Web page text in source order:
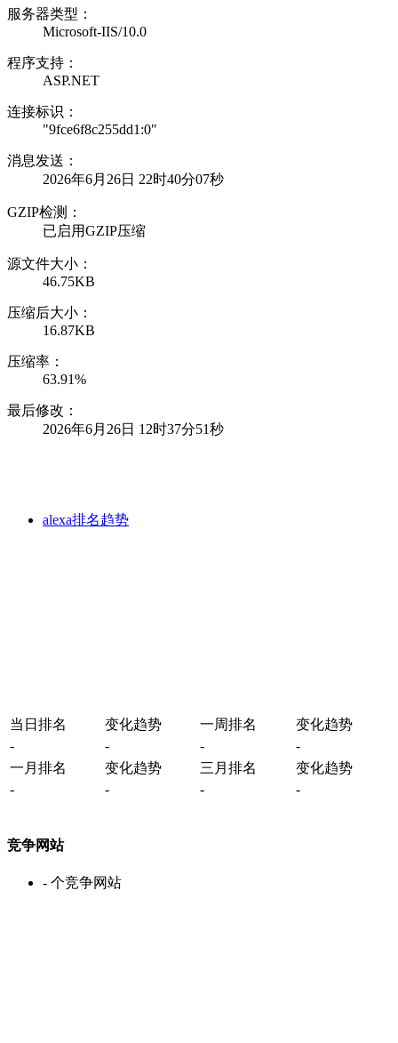
服务器类型：
Microsoft-IIS/10.0
程序支持：
ASP.NET
连接标识：
"9fce6f8c255dd1:0"
消息发送：
2026年6月26日 22时40分07秒
GZIP检测：
已启用GZIP压缩
源文件大小：
46.75KB
压缩后大小：
16.87KB
压缩率：
63.91%
最后修改：
2026年6月26日 12时37分51秒
alexa排名趋势
当日排名 变化趋势 一周排名
变化趋势
-
- -
-
一月排名
变化趋势 三月排名
变化趋势
-
- - -
竞争网站
- 个竞争网站